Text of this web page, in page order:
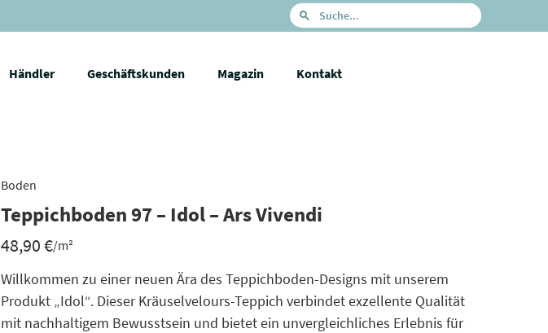
Händler Geschäftskunden Magazin Kontakt
Boden
Teppichboden 97 – Idol – Ars Vivendi
48,90€/m²
Willkommen zu einer neuen Ära des Teppichboden-Designs mit unserem
Produkt „Idol“. Dieser Kräuselvelours-Teppich verbindet exzellente Qualität
mit nachhaltigem Bewusstsein und bietet ein unvergleichliches Erlebnis für